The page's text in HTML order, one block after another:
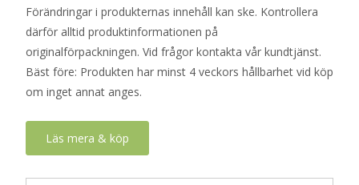
Förändringar i produkternas innehåll kan ske. Kontrollera
därför alltid produktinformationen på
originalförpackningen. Vid frågor kontakta vår kundtjänst.
Bäst före: Produkten har minst 4 veckors hållbarhet vid köp
om inget annat anges.
Läs mera & köp